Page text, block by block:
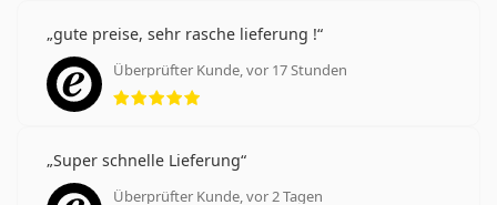
gute preise, sehr rasche lieferung !
Überprüfter Kunde, vor 17 Stunden
Bewertung 5 aus 5
Super schnelle Lieferung
Überprüfter Kunde, vor 2 Tagen